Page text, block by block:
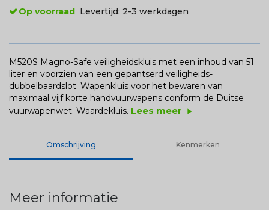
Op voorraad Levertijd: 2-3 werkdagen
M520S Magno-Safe veiligheidskluis met een inhoud van 51
liter en voorzien van een gepantserd veiligheids-
dubbelbaardslot. Wapenkluis voor het bewaren van
maximaal vijf korte handvuurwapens conform de Duitse
vuurwapenwet. Waardekluis. Lees meer play_arrow
Omschrijving Kenmerken
Meer informatie